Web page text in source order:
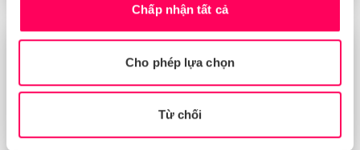
Chấp nhận tất cả
Cho phép lựa chọn
Từ chối